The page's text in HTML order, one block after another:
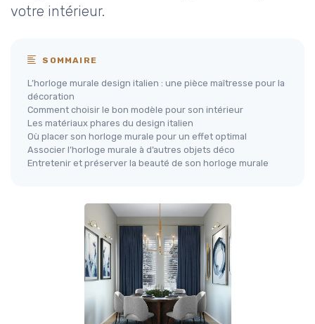
votre intérieur.
SOMMAIRE
L’horloge murale design italien : une pièce maîtresse pour la
décoration
Comment choisir le bon modèle pour son intérieur
Les matériaux phares du design italien
Où placer son horloge murale pour un effet optimal
Associer l’horloge murale à d’autres objets déco
Entretenir et préserver la beauté de son horloge murale